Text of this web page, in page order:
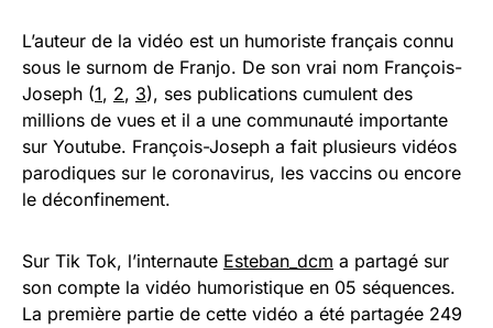
L’auteur de la vidéo est un humoriste français connu
sous le surnom de Franjo. De son vrai nom François-
Joseph (1, 2, 3), ses publications cumulent des
millions de vues et il a une communauté importante
sur Youtube. François-Joseph a fait plusieurs vidéos
parodiques sur le coronavirus, les vaccins ou encore
le déconfinement.
Sur Tik Tok, l’internaute Esteban_dcm a partagé sur
son compte la vidéo humoristique en 05 séquences.
La première partie de cette vidéo a été partagée 249